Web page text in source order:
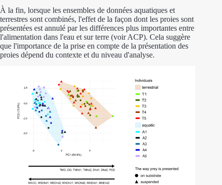
À la fin, lorsque les ensembles de données aquatiques et
terrestres sont combinés, l'effet de la façon dont les proies sont
présentées est annulé par les différences plus importantes entre
l'alimentation dans l'eau et sur terre (voir ACP). Cela suggère
que l'importance de la prise en compte de la présentation des
proies dépend du contexte et du niveau d'analyse.